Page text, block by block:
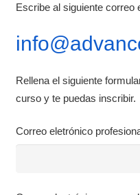
Escribe al siguiente correo
Rellena el siguiente
curso y te puedas inscribir.
Correo eletrónico